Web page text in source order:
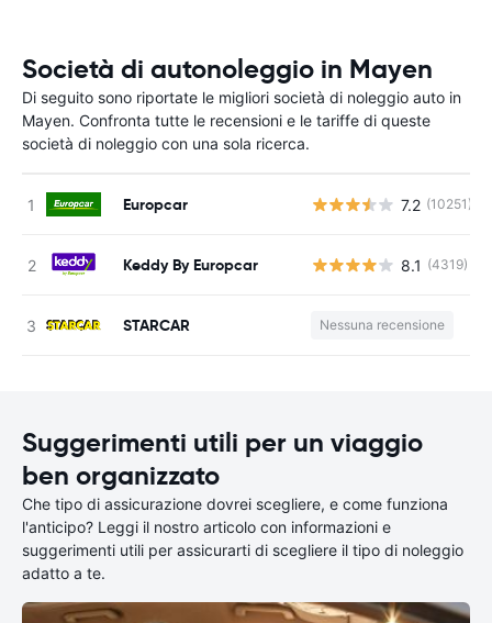
Società di autonoleggio in Mayen
Di seguito sono riportate le migliori società di noleggio auto in
Mayen. Confronta tutte le recensioni e le tariffe di queste
società di noleggio con una sola ricerca.
Europcar 7.2 (10251)
Keddy By Europcar 8.1 (4319)
STARCAR Nessuna recensione
Suggerimenti utili per un viaggio
ben organizzato
Che tipo di assicurazione dovrei scegliere, e come funziona
l'anticipo? Leggi il nostro articolo con informazioni e
suggerimenti utili per assicurarti di scegliere il tipo di noleggio
adatto a te.